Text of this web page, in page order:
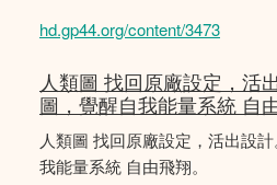
hd.gp44.org/content/3473
人類圖 找回原廠設定，活
圖，覺醒自我能量系統 自
人類圖 找回原廠設定，活出設
我能量系統 自由飛翔。